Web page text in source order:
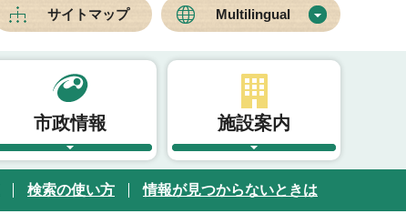
サイトマップ Multilingual
市政情報 施設案内
検索の使い方 情報が見つからないときは